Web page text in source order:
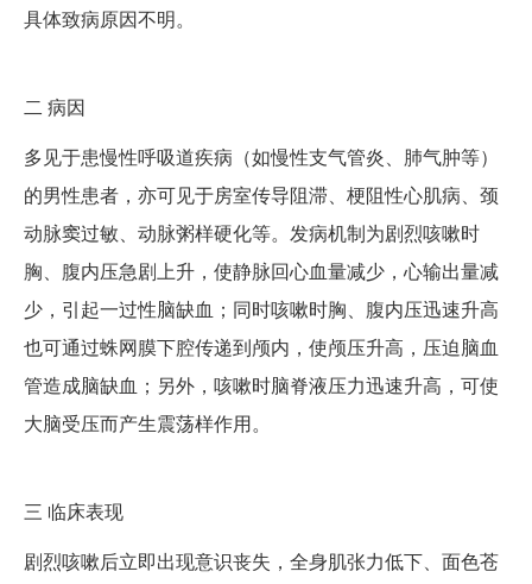
具体致病原因不明。
二 病因
多见于患慢性呼吸道疾病（如慢性支气管炎、肺气肿等）
的男性患者，亦可见于房室传导阻滞、梗阻性心肌病、颈
动脉窦过敏、动脉粥样硬化等。发病机制为剧烈咳嗽时
胸、腹内压急剧上升，使静脉回心血量减少，心输出量减
少，引起一过性脑缺血；同时咳嗽时胸、腹内压迅速升高
也可通过蛛网膜下腔传递到颅内，使颅压升高，压迫脑血
管造成脑缺血；另外，咳嗽时脑脊液压力迅速升高，可使
大脑受压而产生震荡样作用。
三 临床表现
剧烈咳嗽后立即出现意识丧失，全身肌张力低下、面色苍